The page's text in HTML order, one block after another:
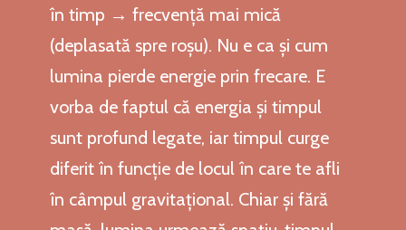
în timp → frecvență mai mică
(deplasată spre roșu). Nu e ca și cum
lumina pierde energie prin frecare. E
vorba de faptul că energia și timpul
sunt profund legate, iar timpul curge
diferit în funcție de locul în care te afli
în câmpul gravitațional. Chiar și fără